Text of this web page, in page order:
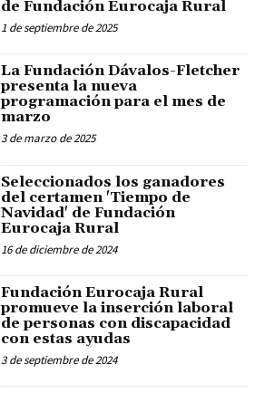
de Fundación Eurocaja Rural
1 de septiembre de 2025
La Fundación Dávalos-Fletcher
presenta la nueva
programación para el mes de
marzo
3 de marzo de 2025
Seleccionados los ganadores
del certamen 'Tiempo de
Navidad' de Fundación
Eurocaja Rural
16 de diciembre de 2024
Fundación Eurocaja Rural
promueve la inserción laboral
de personas con discapacidad
con estas ayudas
3 de septiembre de 2024